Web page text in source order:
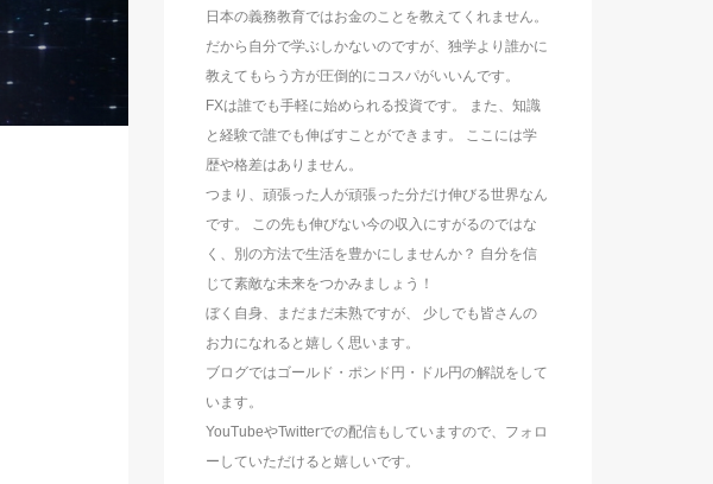
日本の義務教育ではお金のことを教えてくれません。
だから自分で学ぶしかないのですが、独学より誰かに
教えてもらう方が圧倒的にコスパがいいんです。
FXは誰でも手軽に始められる投資です。 また、知識
と経験で誰でも伸ばすことができます。 ここには学
歴や格差はありません。
つまり、頑張った人が頑張った分だけ伸びる世界なん
です。 この先も伸びない今の収入にすがるのではな
く、別の方法で生活を豊かにしませんか？ 自分を信
じて素敵な未来をつかみましょう！
ぼく自身、まだまだ未熟ですが、 少しでも皆さんの
お力になれると嬉しく思います。
ブログではゴールド・ポンド円・ドル円の解説をして
います。
YouTubeやTwitterでの配信もしていますので、フォロ
ーしていただけると嬉しいです。